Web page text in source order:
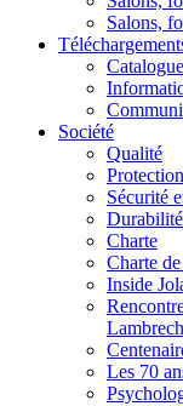
Salons,
Catalogue
Société
Qualité
Sécurité
Durabilité
Charte
Charte
Inside
Les 70